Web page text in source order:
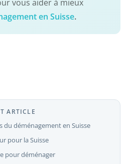
vous aider à mieux
en Suisse.
ARTICLE
du déménagement en Suisse
pour la Suisse
pour déménager